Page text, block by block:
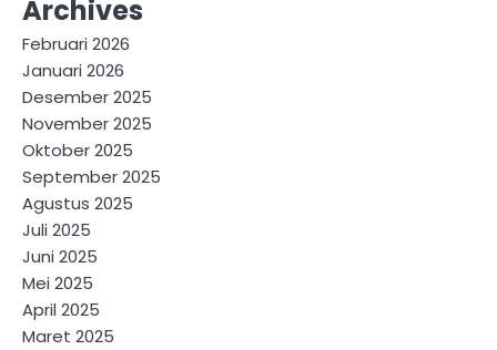
Archives
Februari 2026
Januari 2026
Desember 2025
November 2025
Oktober 2025
September 2025
Agustus 2025
Juli 2025
Juni 2025
Mei 2025
April 2025
Maret 2025